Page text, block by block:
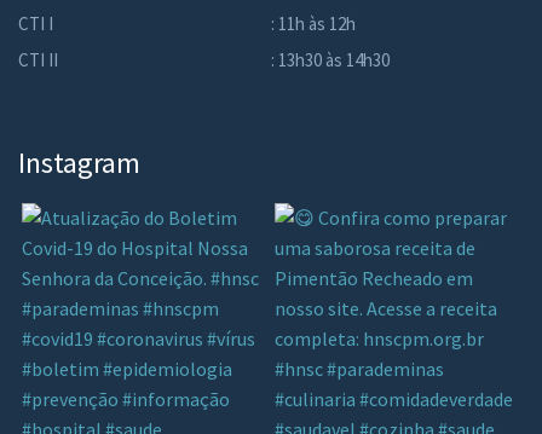
CTI I
: 11h às 12h
CTI II
: 13h30 às 14h30
Instagram